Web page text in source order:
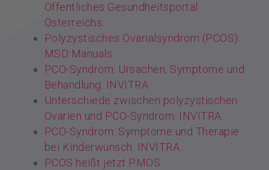
Öffentliches Gesundheitsportal
Österreichs.
Polyzystisches Ovarialsyndrom (PCOS).
MSD Manuals.
PCO-Syndrom: Ursachen, Symptome und
Behandlung. INVITRA.
Unterschiede zwischen polyzystischen
Ovarien und PCO-Syndrom. INVITRA.
PCO-Syndrom: Symptome und Therapie
bei Kinderwunsch. INVITRA.
PCOS heißt jetzt PMOS.